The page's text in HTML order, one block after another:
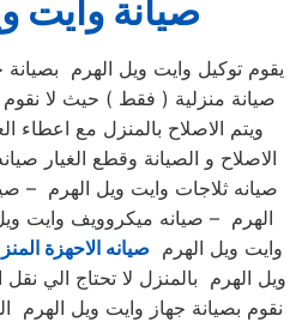
صيانة وايت
يقوم توكيل وايت ويل الهرم
صيانة منزلية ( فقط ) حيث لا
ويتم الاصلاح بالمنزل مع
الاصلاح و الصيانة وقطع الغيار
صيانه ثلاجات وايت ويل الهرم –
الهرم – صيانه ميكروويف وايت
وايت ويل الهرم صيانه الاحهزة
ويل الهرم بالمنزل لا تحتاج الي نقل
نقوم بصيانة جهاز وايت ويل الهرم